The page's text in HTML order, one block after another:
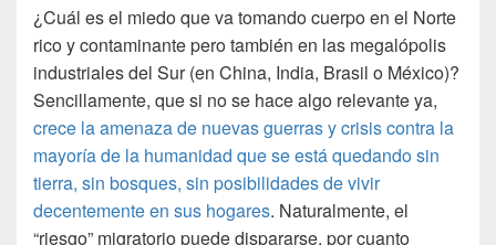
¿Cuál es el miedo que va tomando cuerpo en el Norte
rico y contaminante pero también en las megalópolis
industriales del Sur (en China, India, Brasil o México)?
Sencillamente, que si no se hace algo relevante ya,
crece la amenaza de nuevas guerras y crisis contra la
mayoría de la humanidad que se está quedando sin
tierra, sin bosques, sin posibilidades de vivir
decentemente en sus hogares. Naturalmente, el
“riesgo” migratorio puede dispararse, por cuanto